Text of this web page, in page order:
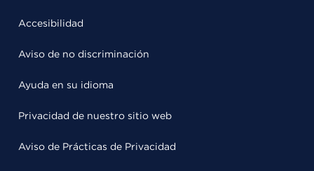
Accesibilidad
Aviso de no discriminación
Ayuda en su idioma
Privacidad de nuestro sitio web
Aviso de Prácticas de Privacidad